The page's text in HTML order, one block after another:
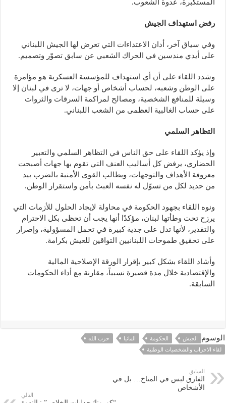
المستكبرة، عدوة الشعوب.
رفض استهداف الجيش
وفي سياق آخر، أدان الاعتداءات التي تعرض لها الجيش اللبناني
على أيدي مندسين في الحراك الشعبي عن سابق تصوّر وتصميم.
وشدد اللقاء على أن أي استهداف للمؤسسة العسكرية هو مؤامرة
على الوطن وشعبه، لحساب أشخاص أو جهات، لا ترى في لبنان إلا
وسيلة للمنافع الشخصية، ومصالح لمراكمة السرقات والثروات
على حساب الغالبية العظمى من الشعب اللبناني.
التظاهر السلمي
وإذ يؤكد اللقاء على حق الناس في التظاهر السلمي والتعبير
الحضاري، يرفض كل أساليب العنف التي تقوم بها جهات أصبحت
معروفة الأهداف والتوجهات، ويطالب القوى الأمنية بالضرب بيد
من حديد لكل من تسوّل له نفسه العبث بأمن واستقرار الوطن.
ونوه اللقاء بجهود الحكومة في محاولة لإيجاد الحلول للأزمات التي
يرزح تحت وطأتها لبنان، مؤكدًا أنها يجب أن تحظى بكل الاحترام
والتقدير، لأنها تدل على جدية كبيرة في تحمل المسؤولية، وإصرار
على تحقيق طموحات اللبنانيين التواقين للعيش بكرامة.
وأشاد اللقاء بشكل كبير بإقرار الورقة الإصلاحية المالية
والإقتصادية خلال مدة قصيرة نسبياً، مقارنة مع أداء الحكومات
السابقة.
الوسوم الجيش الحكومة المانيا
حزب الله
لقاء الاحزاب والشخصيات الوطنية
السابق
الفارق ليس في المناخ… بل في
الأشخاص
التالي